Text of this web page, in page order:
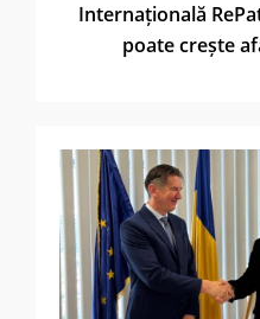
Internațională
poate crește